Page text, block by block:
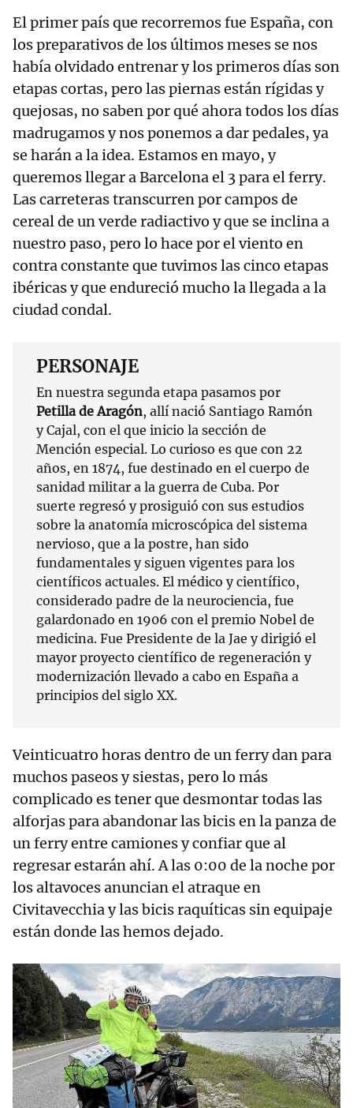
El primer país que recorremos fue España, con
los preparativos de los últimos meses se nos
había olvidado entrenar y los primeros días son
etapas cortas, pero las piernas están rígidas y
quejosas, no saben por qué ahora todos los días
madrugamos y nos ponemos a dar pedales, ya
se harán a la idea. Estamos en mayo, y
queremos llegar a Barcelona el 3 para el ferry.
Las carreteras transcurren por campos de
cereal de un verde radiactivo y que se inclina a
nuestro paso, pero lo hace por el viento en
contra constante que tuvimos las cinco etapas
ibéricas y que endureció mucho la llegada a la
ciudad condal.
PERSONAJE
En nuestra segunda etapa pasamos por
Petilla de Aragón, allí nació Santiago Ramón
y Cajal, con el que inicio la sección de
Mención especial. Lo curioso es que con 22
años, en 1874, fue destinado en el cuerpo de
sanidad militar a la guerra de Cuba. Por
suerte regresó y prosiguió con sus estudios
sobre la anatomía microscópica del sistema
nervioso, que a la postre, han sido
fundamentales y siguen vigentes para los
científicos actuales. El médico y científico,
considerado padre de la neurociencia, fue
galardonado en 1906 con el premio Nobel de
medicina. Fue Presidente de la Jae y dirigió el
mayor proyecto científico de regeneración y
modernización llevado a cabo en España a
principios del siglo XX.
Veinticuatro horas dentro de un ferry dan para
muchos paseos y siestas, pero lo más
complicado es tener que desmontar todas las
alforjas para abandonar las bicis en la panza de
un ferry entre camiones y confiar que al
regresar estarán ahí. A las 0:00 de la noche por
los altavoces anuncian el atraque en
Civitavecchia y las bicis raquíticas sin equipaje
están donde las hemos dejado.